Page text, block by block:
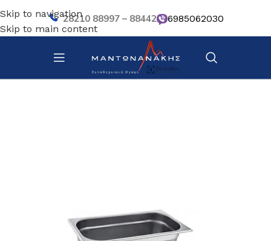
Skip to navigation
Skip to main content
28210 88997 – 88442 6985062030
Αρχική σελίδα/